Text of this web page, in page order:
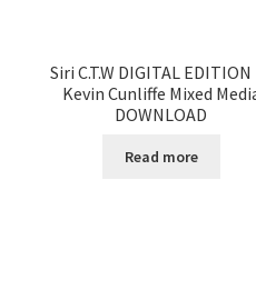
Siri C.T.W DIGITAL EDITION
Kevin Cunliffe Mixed
DOWNLOAD
Read more